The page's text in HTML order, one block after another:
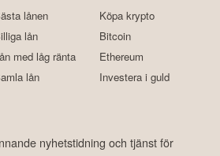
lånen
lån
med låg ränta
lån
Köpa krypto
Bitcoin
Ethereum
Investera i guld
nyhetstidning och tjänst för